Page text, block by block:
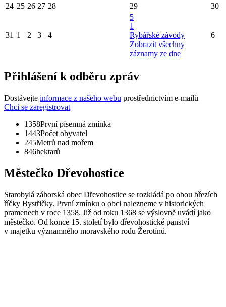
24 25 26 27 28 29 30
31 1 2 3 4
5
1
Rybářské závody
Zobrazit všechny
záznamy ze dne
6
Přihlášení k odběru zpráv
Dostávejte informace z našeho webu prostřednictvím e-mailů
Chci se zaregistrovat
1358První písemná zmínka
1443Počet obyvatel
245Metrů nad mořem
846hektarů
Městečko Dřevohostice
Starobylá záhorská obec Dřevohostice se rozkládá po obou březích
říčky Bystřičky. První zmínku o obci nalezneme v historických
pramenech v roce 1358. Již od roku 1368 se výslovně uvádí jako
městečko. Od konce 15. století bylo dřevohostické panství
v majetku významného moravského rodu Žerotínů.